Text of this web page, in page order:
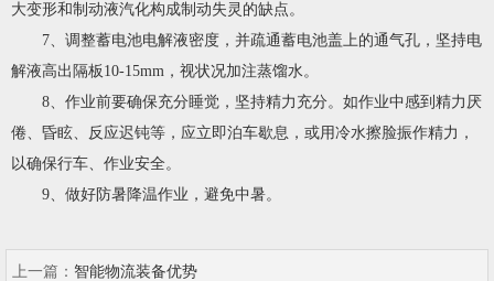
大变形和制动液汽化构成制动失灵的缺点。
7、调整蓄电池电解液密度，并疏通蓄电池盖上的通气孔，坚持电
解液高出隔板10-15mm，视状况加注蒸馏水。
8、作业前要确保充分睡觉，坚持精力充分。如作业中感到精力厌
倦、昏眩、反应迟钝等，应立即泊车歇息，或用冷水擦脸振作精力，
以确保行车、作业安全。
9、做好防暑降温作业，避免中暑。
上一篇： 智能物流装备优势